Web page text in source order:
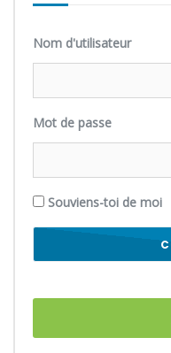
Nom d'utilisateur
Mot de passe
Souviens-toi de moi